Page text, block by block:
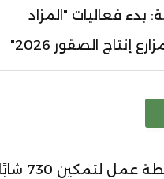
بدء فعاليات "المزاد
إنتاج الصقور 2026"
توقيع خطة عمل لتمكين 730 شابًا